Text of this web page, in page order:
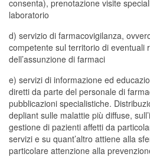
consenta), prenotazione visite
laboratorio
d) servizio di farmacovigilanza,
competente sul territorio di eventuali
dell’assunzione di farmaci
e) servizi di informazione ed
diretti da parte del personale di
pubblicazioni specialistiche.
depliant sulle malattie più diffuse,
gestione di pazienti affetti da
servizi e su quant’altro attiene alla
particolare attenzione alla